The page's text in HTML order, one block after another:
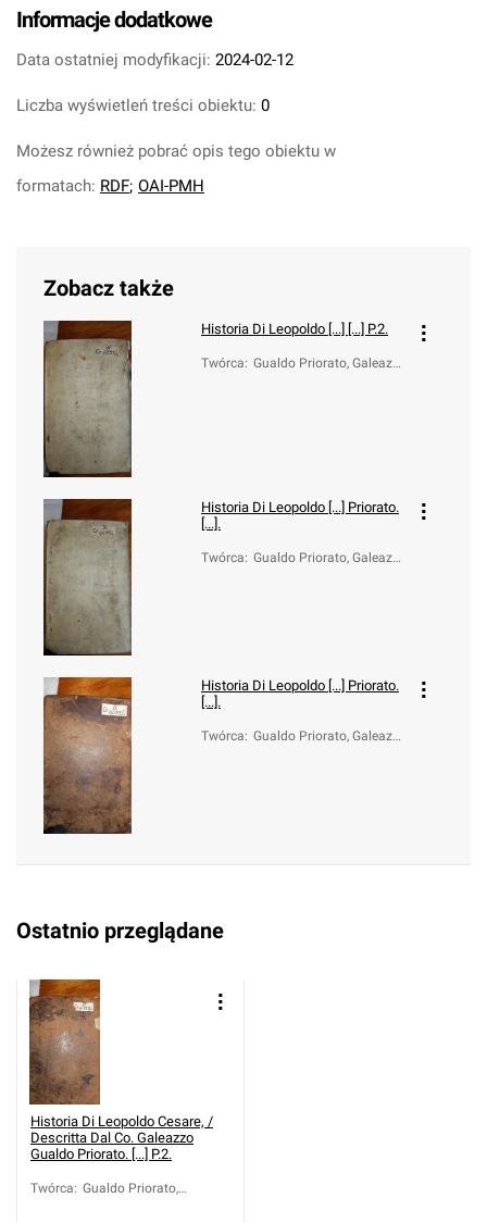
Informacje dodatkowe
Data ostatniej modyfikacji: 2024-02-12
Liczba wyświetleń treści obiektu: 0
Możesz również pobrać opis tego obiektu w
formatach: RDF; OAI-PMH
Zobacz także
Historia Di Leopoldo [...] [...] P.2.
Twórca: Gualdo Priorato, Galeazz
Historia Di Leopoldo [...] Priorato.
[...].
Twórca: Gualdo Priorato, Galeazz
Historia Di Leopoldo [...] Priorato.
[...].
Twórca: Gualdo Priorato, Galeazz
Ostatnio przeglądane
Historia Di Leopoldo Cesare, /
Descritta Dal Co. Galeazzo
Gualdo Priorato. [...] P.2.
Twórca: Gualdo Priorato,